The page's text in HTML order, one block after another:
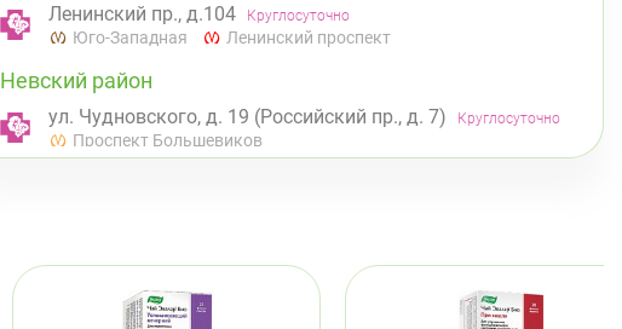
Ленинский пр., д.104 Круглосуточно
Юго-Западная Ленинский проспект
Невский район
ул. Чудновского, д. 19 (Российский пр., д. 7) Круглосуточно
Проспект Большевиков
Круглосуточно
Беговая